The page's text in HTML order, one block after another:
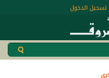
تسجيل الدخول